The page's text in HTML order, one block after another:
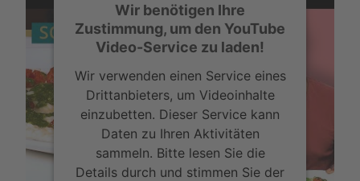
Wir benötigen Ihre
Zustimmung, um den YouTube
Video-Service zu laden!
Wir verwenden einen Service eines
Drittanbieters, um Videoinhalte
einzubetten. Dieser Service kann
Daten zu Ihren Aktivitäten
sammeln. Bitte lesen Sie die
Details durch und stimmen Sie der